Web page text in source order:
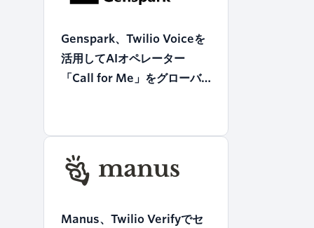
Genspark、Twilio Voiceを
活用してAIオペレーター
「Call for Me」をグローバ
Manus、Twilio Verifyでセ